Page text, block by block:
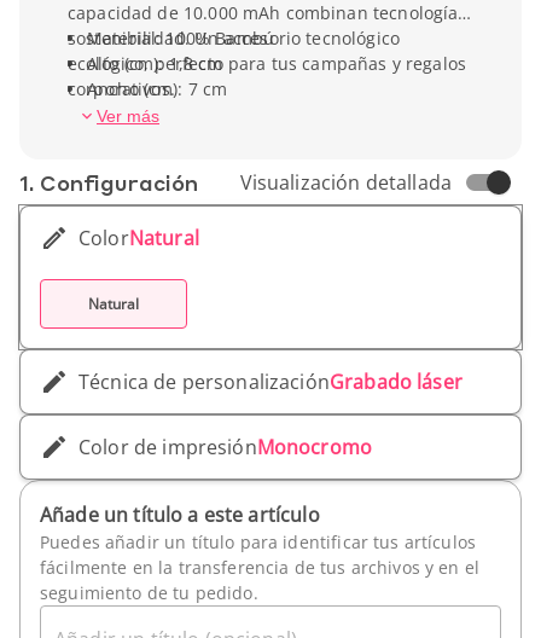
capacidad de 10.000 mAh combinan tecnología y
sostenibilidad. Un accesorio tecnológico
ecológico, perfecto para tus campañas y regalos
corporativos.
Material: 100% Bambú
Alto (cm): 1,8 cm
Ancho (cm): 7 cm
Profundidad (cm): 14,9 cm
Ver más
1. Conf­iguración Visualización detallada
ColorNatural
Natural
Técnica de personalizaciónGrabado láser
Color de impresiónMonocromo
Añade un título a este artículo
Puedes añadir un título para identificar tus artículos
fácilmente en la transferencia de tus archivos y en el
seguimiento de tu pedido.